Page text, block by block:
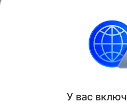
жировой болезни печени.
Красота и здоровье
У вас включ